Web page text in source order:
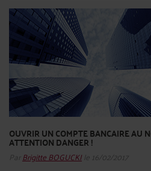
OUVRIR UN COMPTE BANCAIRE AU
ATTENTION DANGER !
Par Brigitte BOGUCKI le 16/02/2017